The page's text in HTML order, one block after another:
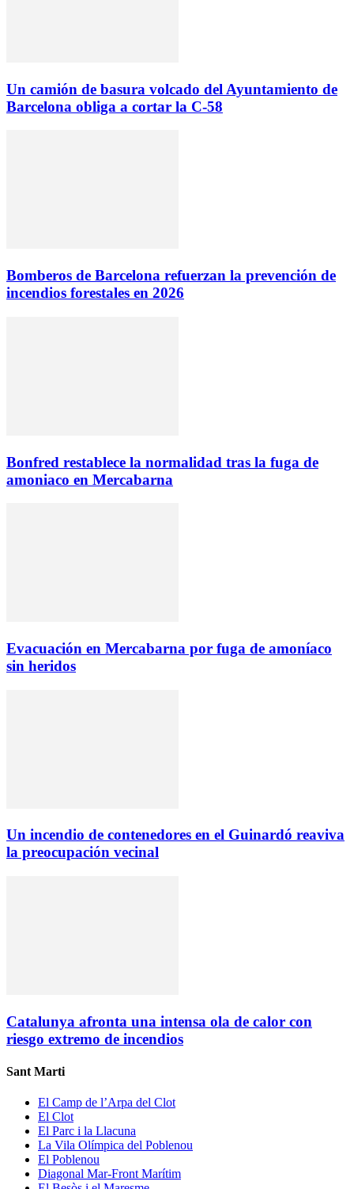
Un camión de basura volcado del Ayuntamiento de
Barcelona obliga a cortar la C-58
Bomberos de Barcelona refuerzan la prevención de
incendios forestales en 2026
Bonfred restablece la normalidad tras la fuga de
amoniaco en Mercabarna
Evacuación en Mercabarna por fuga de amoníaco
sin heridos
Un incendio de contenedores en el Guinardó reaviva
la preocupación vecinal
Catalunya afronta una intensa ola de calor con
riesgo extremo de incendios
Sant Marti
El Camp de l’Arpa del Clot
El Clot
El Parc i la Llacuna
La Vila Olímpica del Poblenou
El Poblenou
Diagonal Mar-Front Marítim